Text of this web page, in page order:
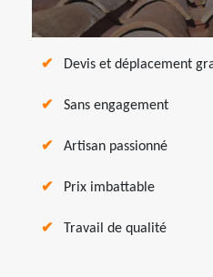
Devis et déplacement
Sans engagement
Artisan passionné
Prix imbattable
Travail de qualité